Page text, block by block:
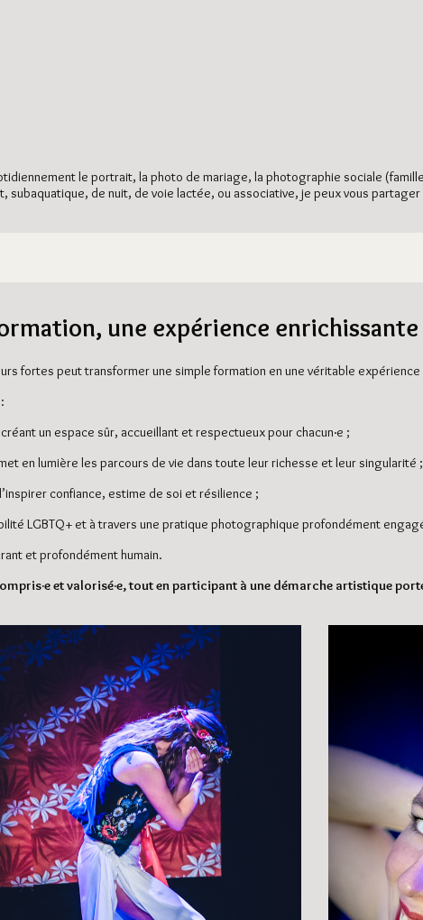
le portrait, la photo de mariage, la photographie sociale
de nuit, de voie lactée, ou associative, je peux vous
une expérience enrichissante
fortes peut transformer une simple formation en une véritable expérience
un espace sûr, accueillant et respectueux pour chacun·e ;
en lumière les parcours de vie dans toute leur richesse et leur singularité ;
confiance, estime de soi et résilience ;
LGBTQ+ et à travers une pratique photographique profondément
et profondément humain.
et valorisé·e, tout en participant à une démarche artistique